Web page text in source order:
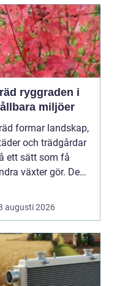
i
miljöer
formar landskap,
och trädgårdar
ett sätt som få
växter gör. De
augusti 2026